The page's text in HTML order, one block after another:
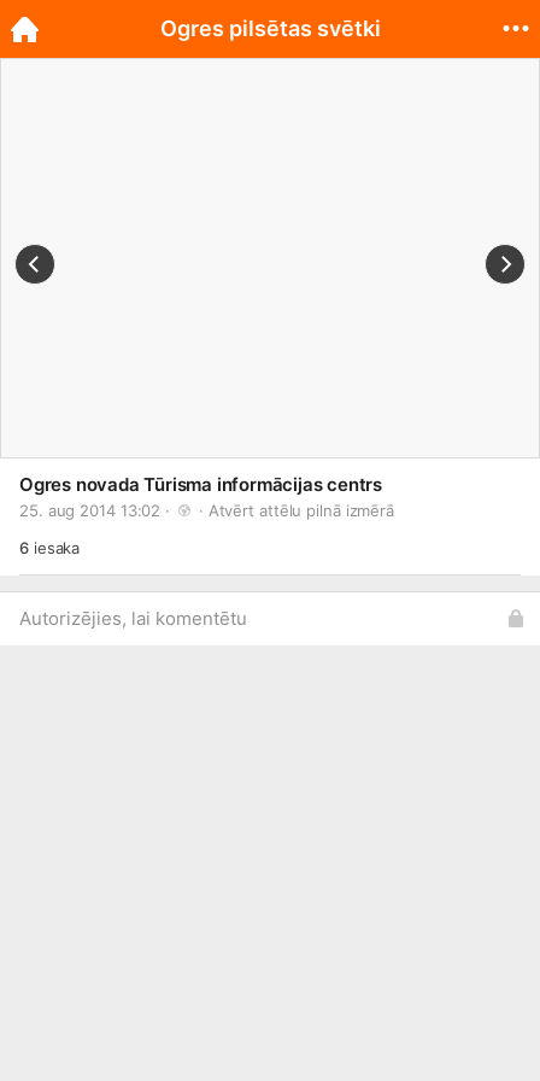
Ogres novada Tūrisma informācijas centrs
25. aug 2014 13:02 · · Atvērt attēlu pilnā izmērā
6iesaka
Autorizējies, lai komentētu
Ogres pilsētas svētki